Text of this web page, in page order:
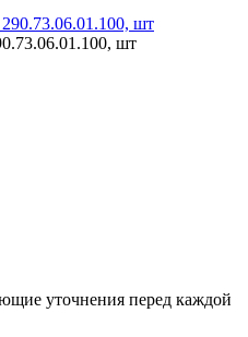
шт
уточнения перед каждой